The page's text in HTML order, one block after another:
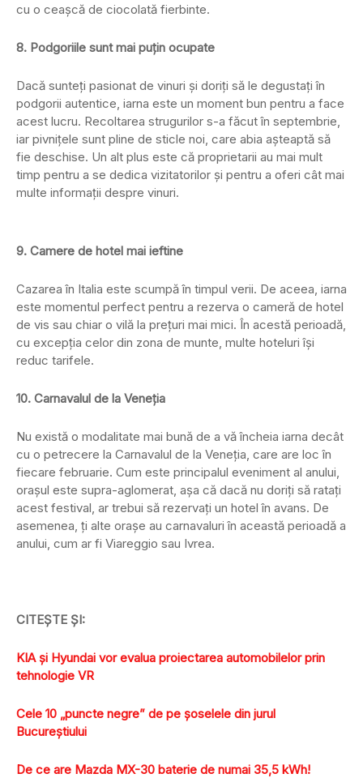
cu o ceaşcă de ciocolată fierbinte.
8. Podgoriile sunt mai puţin ocupate
Dacă sunteţi pasionat de vinuri şi doriţi să le degustaţi în
podgorii autentice, iarna este un moment bun pentru a face
acest lucru. Recoltarea strugurilor s-a făcut în septembrie,
iar pivniţele sunt pline de sticle noi, care abia aşteaptă să
fie deschise. Un alt plus este că proprietarii au mai mult
timp pentru a se dedica vizitatorilor şi pentru a oferi cât mai
multe informaţii despre vinuri.
9. Camere de hotel mai ieftine
Cazarea în Italia este scumpă în timpul verii. De aceea, iarna
este momentul perfect pentru a rezerva o cameră de hotel
de vis sau chiar o vilă la preţuri mai mici. În acestă perioadă,
cu excepţia celor din zona de munte, multe hoteluri îşi
reduc tarifele.
10. Carnavalul de la Veneţia
Nu există o modalitate mai bună de a vă încheia iarna decât
cu o petrecere la Carnavalul de la Veneţia, care are loc în
fiecare februarie. Cum este principalul eveniment al anului,
oraşul este supra-aglomerat, aşa că dacă nu doriţi să rataţi
acest festival, ar trebui să rezervaţi un hotel în avans. De
asemenea, ţi alte oraşe au carnavaluri în această perioadă a
anului, cum ar fi Viareggio sau Ivrea.
CITEŞTE ŞI:
KIA şi Hyundai vor evalua proiectarea automobilelor prin
tehnologie VR
Cele 10 „puncte negre” de pe şoselele din jurul
Bucureştiului
De ce are Mazda MX-30 baterie de numai 35,5 kWh!